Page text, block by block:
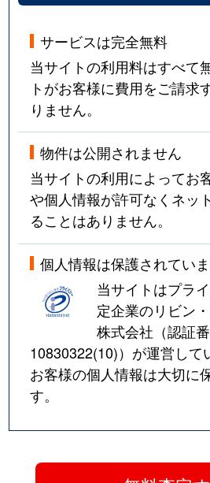
サービスは完全無料
当サイトの利用料はすべて
トがお客様に費用をご請求
りません。
物件は公開されません
当サイトの利用によってお
や個人情報が許可なくネッ
ることはありません。
個人情報は保護されてい
当サイトはプラ
定企業のリビン
株式会社（認証番
10830322(10)）が運営して
お客様の個人情報は大切に
す。